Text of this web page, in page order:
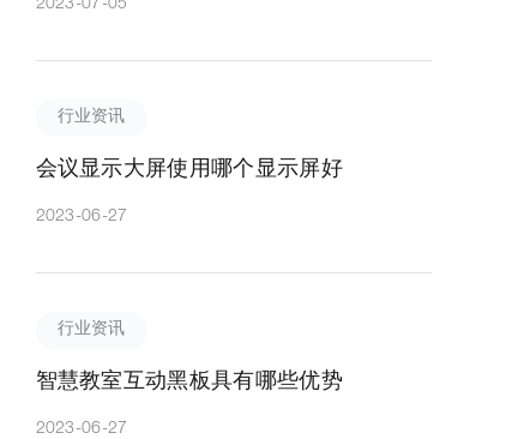
2023-07-05
行业资讯
会议显示大屏使用哪个显示屏好
2023-06-27
行业资讯
智慧教室互动黑板具有哪些优势
2023-06-27